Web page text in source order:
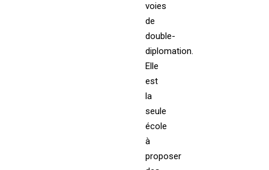
voies
de
double-
diplomation.
Elle
est
la
seule
école
à
proposer